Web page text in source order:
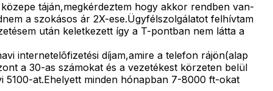
táján,megkérdeztem hogy akkor rendben van-
a szokásos ár 2X-ese.Ügyfélszolgálatot felhívtam
után keletkezett így a T-pontban nem látta a
internetelõfizetési díjam,amire a telefon rájön(alap
a 30-as számokat és a vezetékest körzeten belül
5100-at.Ehelyett minden hónapban 7-8000 ft-okat